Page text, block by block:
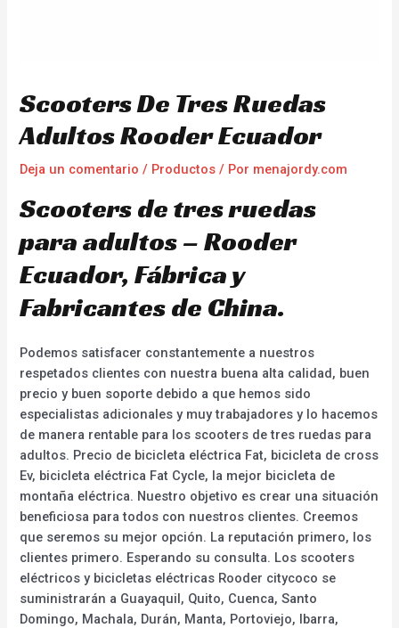
Scooters De Tres Ruedas
Adultos Rooder Ecuador
Deja un comentario / Productos / Por menajordy.com
Scooters de tres ruedas
para adultos – Rooder
Ecuador, Fábrica y
Fabricantes de China.
Podemos satisfacer constantemente a nuestros
respetados clientes con nuestra buena alta calidad, buen
precio y buen soporte debido a que hemos sido
especialistas adicionales y muy trabajadores y lo hacemos
de manera rentable para los scooters de tres ruedas para
adultos. Precio de bicicleta eléctrica Fat, bicicleta de cross
Ev, bicicleta eléctrica Fat Cycle, la mejor bicicleta de
montaña eléctrica. Nuestro objetivo es crear una situación
beneficiosa para todos con nuestros clientes. Creemos
que seremos su mejor opción. La reputación primero, los
clientes primero. Esperando su consulta. Los scooters
eléctricos y bicicletas eléctricas Rooder citycoco se
suministrarán a Guayaquil, Quito, Cuenca, Santo
Domingo, Machala, Durán, Manta, Portoviejo, Ibarra,